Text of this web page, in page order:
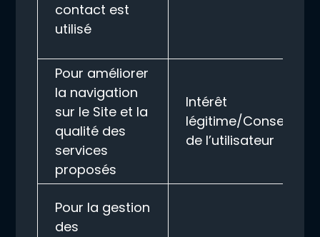
contact est
utilisé
Pour améliorer
la navigation
sur le Site et la
qualité des
services
proposés
Intérêt
légitime/
de l’utilisateur
Pour la gestion
des